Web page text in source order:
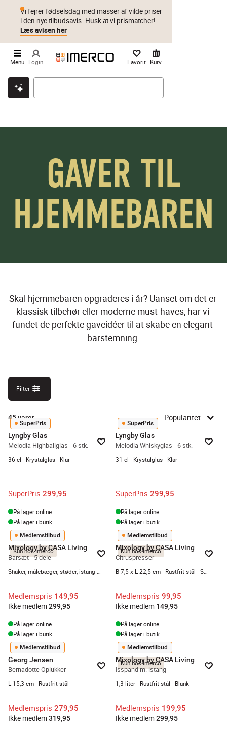
Klik & hent Byt i 1 år Prismatch
Vi fejrer fødselsdag med masser af vilde priser
i den nye tilbudsavis. Husk at vi prismatcher!
Læs avisen her
Menu Login Favorit Kurv
GAVER TIL
HJEMMEBAREN
Skal hjemmebaren opgraderes i år? Uanset om det er
klassisk tilbehør eller moderne must-haves, har vi
fundet de perfekte gaveidéer til at skabe en elegant
barstemning.
Filter
45varer Popularitet
SuperPris
Lyngby Glas
Melodia Highballglas - 6 stk.
36 cl - Krystalglas - Klar
SuperPris 299,95
På lager online
På lager i butik
SuperPris
Lyngby Glas
Melodia Whiskyglas - 6 stk.
31 cl - Krystalglas - Klar
SuperPris 299,95
På lager online
På lager i butik
Kun hos Imerco
Medlemstilbud
Mixology by CASA Living
Barsæt - 5 dele
Medlemspris 149,95
Ikke medlem 299,95
På lager online
På lager i butik
Kun hos Imerco
Medlemstilbud
Mixology by CASA Living
Citruspresser
Medlemspris 99,95
Ikke medlem 149,95
På lager online
På lager i butik
Medlemstilbud
Georg Jensen
Bernadotte Oplukker
L 15,3 cm - Rustfrit stål
Medlemspris 279,95
Ikke medlem 319,95
Kun hos Imerco
Medlemstilbud
Mixology by CASA Living
Isspand m. istang
1,3 liter - Rustfrit stål - Blank
Medlemspris 199,95
Ikke medlem 299,95